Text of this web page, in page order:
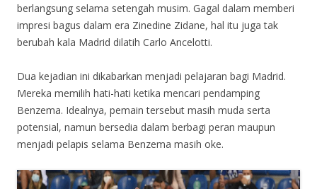
berlangsung selama setengah musim. Gagal dalam memberi
impresi bagus dalam era Zinedine Zidane, hal itu juga tak
berubah kala Madrid dilatih Carlo Ancelotti.
Dua kejadian ini dikabarkan menjadi pelajaran bagi Madrid.
Mereka memilih hati-hati ketika mencari pendamping
Benzema. Idealnya, pemain tersebut masih muda serta
potensial, namun bersedia dalam berbagi peran maupun
menjadi pelapis selama Benzema masih oke.